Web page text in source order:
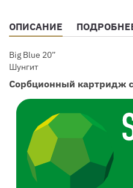
ОПИСАНИЕ
Big Blue 20”
Шунгит
Сорбционный картридж с